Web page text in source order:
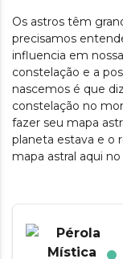
Os astros têm
precisamos
influencia em
constelação e a
nascemos é que
constelação no
fazer seu mapa
planeta estava e o
mapa astral aqui